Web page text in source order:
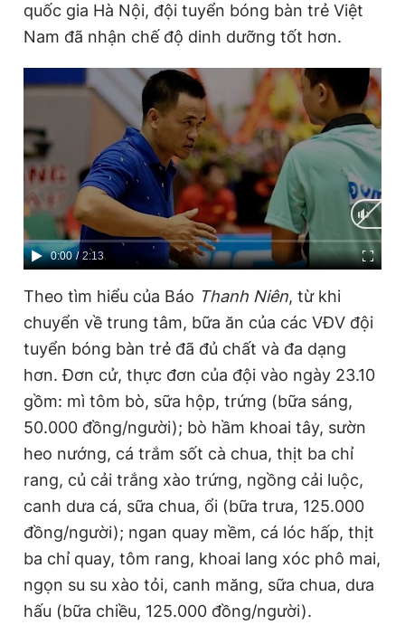
quốc gia Hà Nội, đội tuyển bóng bàn trẻ Việt
Nam đã nhận chế độ dinh dưỡng tốt hơn.
C
t
m
e
0:00 / D
i
n
2:13
Theo tìm hiểu của Báo Thanh Niên, từ khi
chuyển về trung tâm, bữa ăn của các VĐV đội
tuyển bóng bàn trẻ đã đủ chất và đa dạng
hơn. Đơn cử, thực đơn của đội vào ngày 23.10
gồm: mì tôm bò, sữa hộp, trứng (bữa sáng,
50.000 đồng/người); bò hầm khoai tây, sườn
heo nướng, cá trắm sốt cà chua, thịt ba chỉ
rang, củ cải trắng xào trứng, ngồng cải luộc,
canh dưa cá, sữa chua, ổi (bữa trưa, 125.000
đồng/người); ngan quay mềm, cá lóc hấp, thịt
ba chỉ quay, tôm rang, khoai lang xóc phô mai,
ngọn su su xào tỏi, canh măng, sữa chua, dưa
hấu (bữa chiều, 125.000 đồng/người).